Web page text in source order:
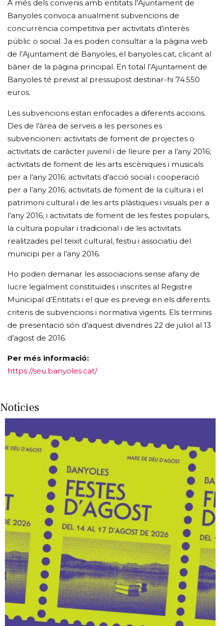
A més dels convenis amb entitats l’Ajuntament de
Banyoles convoca anualment subvencions de
concurrència competitiva per activitats d’interès
públic o social. Ja es poden consultar a la pàgina web
de l’Ajuntament de Banyoles, el banyoles.cat, clicant al
bàner de la pàgina principal. En total l’Ajuntament de
Banyoles té previst al pressupost destinar-hi 74.550
euros.
Les subvencions estan enfocades a diferents accions.
Des de l’àrea de serveis a les persones es
subvencionen: activitats de foment de projectes o
activitats de caràcter juvenil i de lleure per a l’any 2016;
activitats de foment de les arts escèniques i musicals
per a l’any 2016; activitats d’acció social i cooperació
per a l’any 2016; activitats de foment de la cultura i el
patrimoni cultural i de les arts plàstiques i visuals per a
l’any 2016; i activitats de foment de les festes populars,
la cultura popular i tradicional i de les activitats
realitzades pel teixit cultural, festiu i associatiu del
municipi per a l’any 2016.
Ho poden demanar les associacions sense afany de
lucre legalment constituïdes i inscrites al Registre
Municipal d’Entitats i el que es prevegi en els diferents
criteris de subvencions i normativa vigents. Els terminis
de presentació són d’aquest divendres 22 de juliol al 13
d’agost de 2016.
Per més informació:
https://seu.banyoles.cat/
Notícies